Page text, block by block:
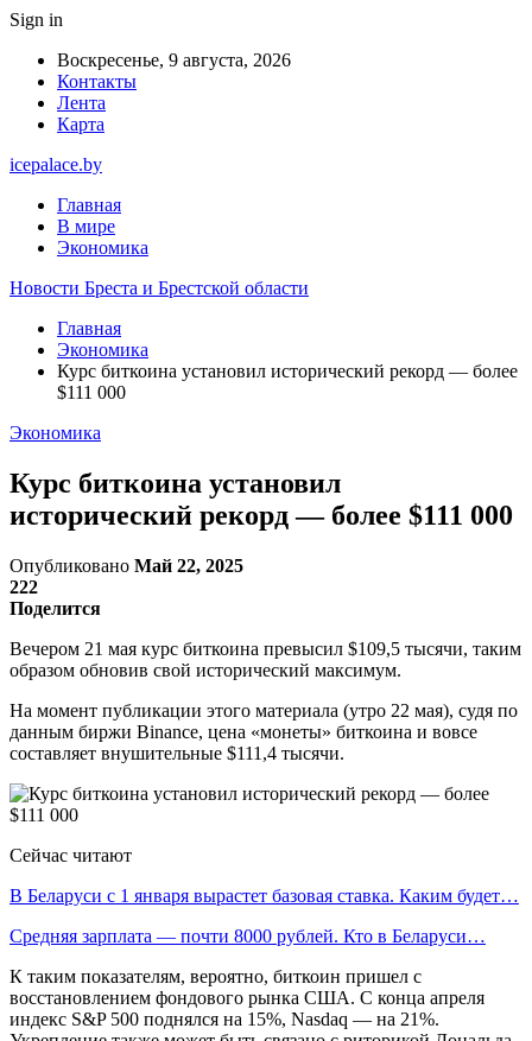
Sign in
Воскресенье, 9 августа, 2026
Контакты
Лента
Карта
icepalace.by
Главная
В мире
Экономика
Новости Бреста и Брестской области
Главная
Экономика
Курс биткоина установил исторический рекорд — более
$111 000
Экономика
Курс биткоина установил
исторический рекорд — более $111 000
Опубликовано Май 22, 2025
222
Поделится
Вечером 21 мая курс биткоина превысил $109,5 тысячи, таким
образом обновив свой исторический максимум.
На момент публикации этого материала (утро 22 мая), судя по
данным биржи Binance, цена «монеты» биткоина и вовсе
составляет внушительные $111,4 тысячи.
Сейчас читают
В Беларуси с 1 января вырастет базовая ставка. Каким будет…
Средняя зарплата — почти 8000 рублей. Кто в Беларуси…
К таким показателям, вероятно, биткоин пришел с
восстановлением фондового рынка США. С конца апреля
индекс S&P 500 поднялся на 15%, Nasdaq — на 21%.